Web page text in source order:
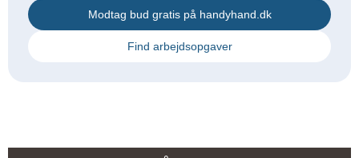
Modtag bud gratis på handyhand.dk
Find arbejdsopgaver